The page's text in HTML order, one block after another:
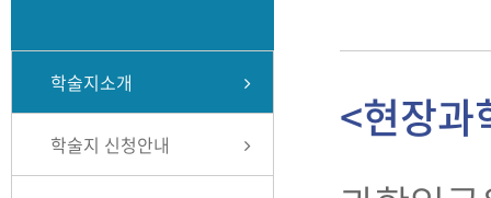
학술지소개
학술지 신청안내 <현장과